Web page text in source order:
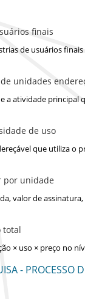
finais
de usuários
unidades
a atividade
de uso
que utiliza
por unidade
valor de
total
× uso × preço no
- PROCESSO